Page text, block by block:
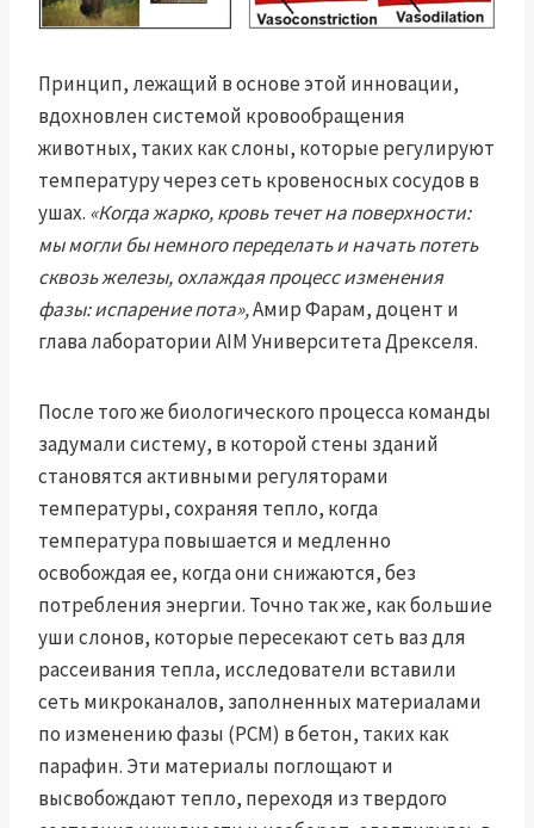
Принцип, лежащий в основе этой инновации,
вдохновлен системой кровообращения
животных, таких как слоны, которые регулируют
температуру через сеть кровеносных сосудов в
ушах. «Когда жарко, кровь течет на поверхности:
мы могли бы немного переделать и начать потеть
сквозь железы, охлаждая процесс изменения
фазы: испарение пота»,Амир Фарам, доцент и
глава лаборатории AIM Университета Дрекселя.
После того же биологического процесса команды
задумали систему, в которой стены зданий
становятся активными регуляторами
температуры, сохраняя тепло, когда
температура повышается и медленно
освобождая ее, когда они снижаются, без
потребления энергии. Точно так же, как большие
уши слонов, которые пересекают сеть ваз для
рассеивания тепла, исследователи вставили
сеть микроканалов, заполненных материалами
по изменению фазы (PCM) в бетон, таких как
парафин. Эти материалы поглощают и
высвобождают тепло, переходя из твердого